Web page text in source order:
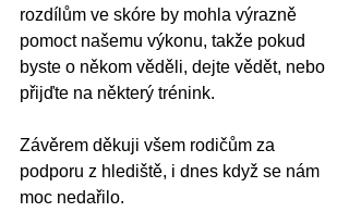
rozdílům ve skóre by mohla výrazně
pomoct našemu výkonu, takže pokud
byste o někom věděli, dejte vědět, nebo
přijďte na některý trénink.
Závěrem děkuji všem rodičům za
podporu z hlediště, i dnes když se nám
moc nedařilo.